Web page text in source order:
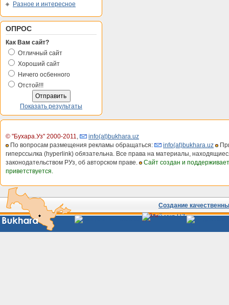
Разное и интересное
ОПРОС
Как Вам сайт?
Отличный сайт
Хороший сайт
Ничего осбенного
Отстой!!!
Показать результаты
© "Бухара.Уз" 2000-2011,
info(at)bukhara.uz
По вопросам размещения рекламы обращаться:
info(at)bukhara.uz
гиперссылка (hyperlink) обязательна. Все права на материалы,
законодательством РУз, об авторском праве.
Сайт создан и
приветствуется.
Создание
Сайты
Узбекистана